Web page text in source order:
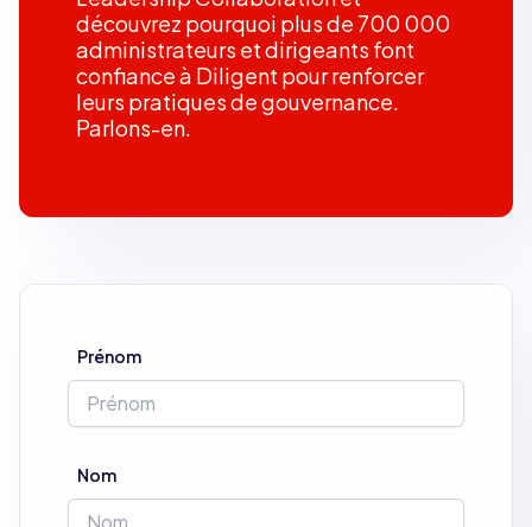
découvrez pourquoi plus de 700 000
administrateurs et dirigeants font
confiance à Diligent pour renforcer
leurs pratiques de gouvernance.
Parlons-en.
Prénom
Nom